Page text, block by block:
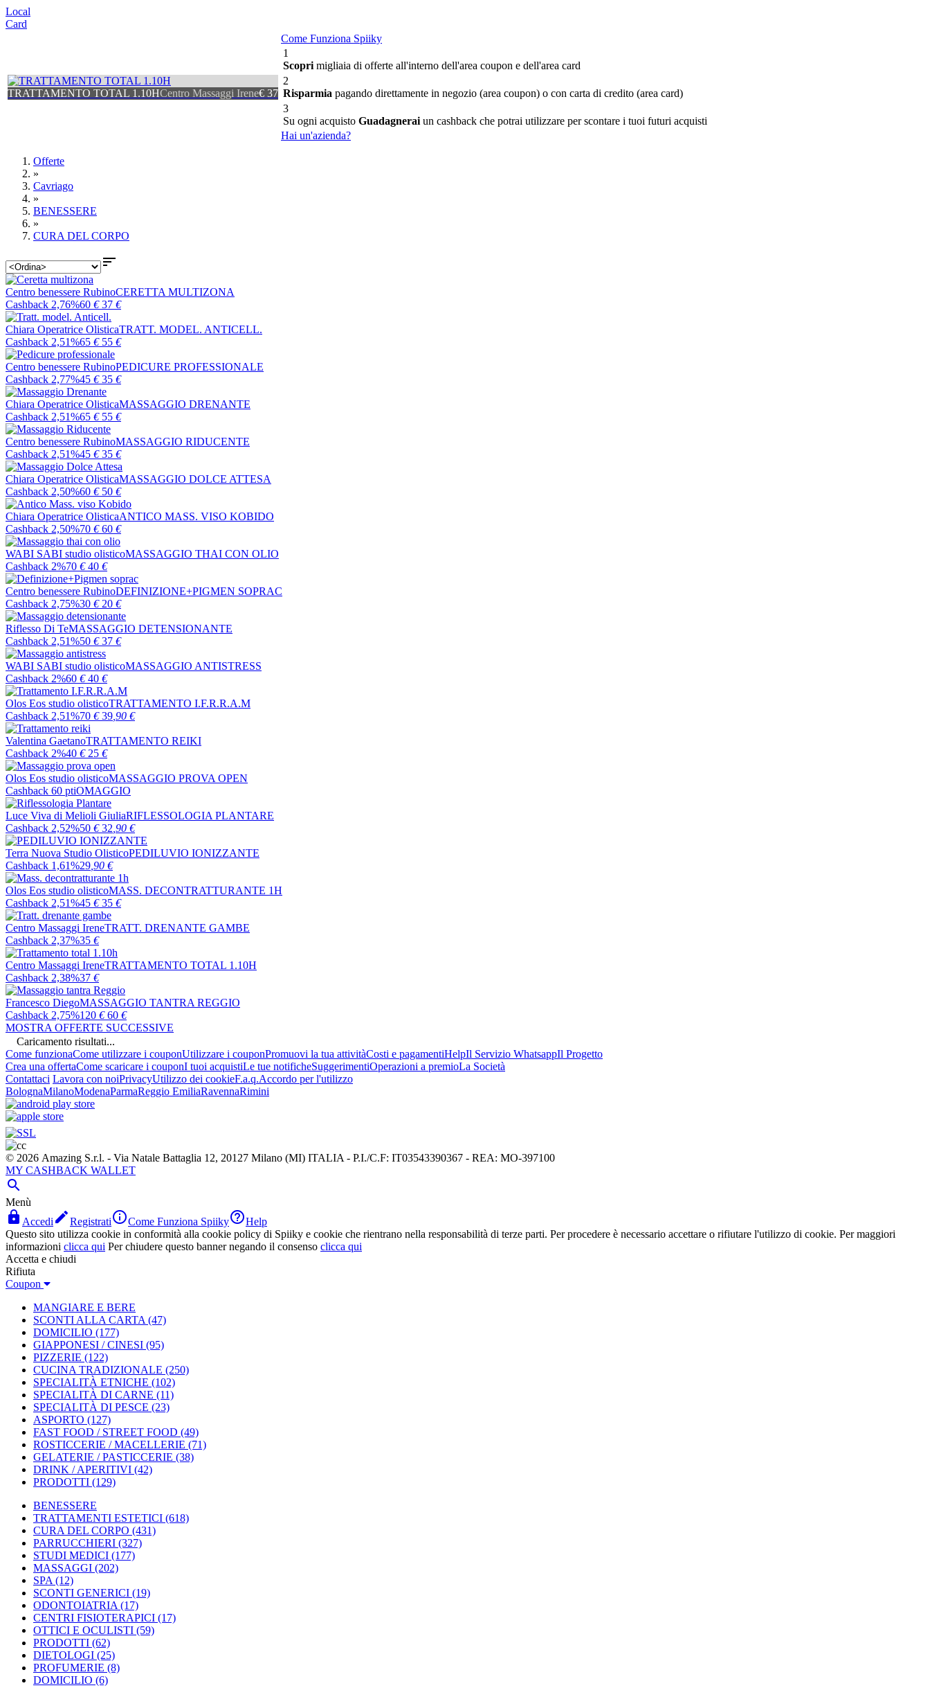
Local
Card
TRATTAMENTO TOTAL 1.10HCentro Massaggi Irene€ 37
Come Funziona Spiiky
1
Scopri migliaia di offerte all'interno dell'area coupon e dell'area card
2
Risparmia pagando direttamente in negozio (area coupon) o con carta di credito (area card)
3
Su ogni acquisto Guadagnerai un cashback che potrai utilizzare per scontare i tuoi futuri acquisti
Hai un'azienda?
Offerte
»
Cavriago
»
BENESSERE
»
CURA DEL CORPO

Centro benessere RubinoCERETTA MULTIZONA
Cashback 2,76%60 € 37 €
Chiara Operatrice OlisticaTRATT. MODEL. ANTICELL.
Cashback 2,51%65 € 55 €
Centro benessere RubinoPEDICURE PROFESSIONALE
Cashback 2,77%45 € 35 €
Chiara Operatrice OlisticaMASSAGGIO DRENANTE
Cashback 2,51%65 € 55 €
Centro benessere RubinoMASSAGGIO RIDUCENTE
Cashback 2,51%45 € 35 €
Chiara Operatrice OlisticaMASSAGGIO DOLCE ATTESA
Cashback 2,50%60 € 50 €
Chiara Operatrice OlisticaANTICO MASS. VISO KOBIDO
Cashback 2,50%70 € 60 €
WABI SABI studio olisticoMASSAGGIO THAI CON OLIO
Cashback 2%70 € 40 €
Centro benessere RubinoDEFINIZIONE+PIGMEN SOPRAC
Cashback 2,75%30 € 20 €
Riflesso Di TeMASSAGGIO DETENSIONANTE
Cashback 2,51%50 € 37 €
WABI SABI studio olisticoMASSAGGIO ANTISTRESS
Cashback 2%60 € 40 €
Olos Eos studio olisticoTRATTAMENTO I.F.R.R.A.M
Cashback 2,51%70 € 39 ,90 €
Valentina GaetanoTRATTAMENTO REIKI
Cashback 2%40 € 25 €
Olos Eos studio olisticoMASSAGGIO PROVA OPEN
Cashback 60 ptiOMAGGIO
Luce Viva di Melioli GiuliaRIFLESSOLOGIA PLANTARE
Cashback 2,52%50 € 32 ,90 €
Terra Nuova Studio OlisticoPEDILUVIO IONIZZANTE
Cashback 1,61%29 ,90 €
Olos Eos studio olisticoMASS. DECONTRATTURANTE 1H
Cashback 2,51%45 € 35 €
Centro Massaggi IreneTRATT. DRENANTE GAMBE
Cashback 2,37%35 €
Centro Massaggi IreneTRATTAMENTO TOTAL 1.10H
Cashback 2,38%37 €
Francesco DiegoMASSAGGIO TANTRA REGGIO
Cashback 2,75%120 € 60 €
MOSTRA OFFERTE SUCCESSIVE
Caricamento risultati...
Come funzionaCome utilizzare i couponUtilizzare i couponPromuovi la tua attivitàCosti e pagamentiHelpIl Servizio WhatsappIl Progetto
Crea una offertaCome scaricare i couponI tuoi acquistiLe tue notificheSuggerimentiOperazioni a premioLa Società
Contattaci Lavora con noiPrivacyUtilizzo dei cookieF.a.q.Accordo per l'utilizzo
BolognaMilanoModenaParmaReggio EmiliaRavennaRimini
© 2026 Amazing S.r.l. - Via Natale Battaglia 12, 20127 Milano (MI) ITALIA - P.I./C.F: IT03543390367 - REA: MO-397100
MY CASHBACK WALLET

Menù
 Accedi RegistratiCome Funziona SpiikyHelp
Questo sito utilizza cookie in conformità alla cookie policy di Spiiky e cookie che rientrano nella responsabilità di terze parti. Per procedere è necessario accettare o rifiutare l'utilizzo di cookie. Per maggiori
informazioni clicca qui Per chiudere questo banner negando il consenso clicca qui
Accetta e chiudi
Rifiuta
Coupon
MANGIARE E BERE
SCONTI ALLA CARTA (47)
DOMICILIO (177)
GIAPPONESI / CINESI (95)
PIZZERIE (122)
CUCINA TRADIZIONALE (250)
SPECIALITÀ ETNICHE (102)
SPECIALITÀ DI CARNE (11)
SPECIALITÀ DI PESCE (23)
ASPORTO (127)
FAST FOOD / STREET FOOD (49)
ROSTICCERIE / MACELLERIE (71)
GELATERIE / PASTICCERIE (38)
DRINK / APERITIVI (42)
PRODOTTI (129)
BENESSERE
TRATTAMENTI ESTETICI (618)
CURA DEL CORPO (431)
PARRUCCHIERI (327)
STUDI MEDICI (177)
MASSAGGI (202)
SPA (12)
SCONTI GENERICI (19)
ODONTOIATRIA (17)
CENTRI FISIOTERAPICI (17)
OTTICI E OCULISTI (59)
PRODOTTI (62)
DIETOLOGI (25)
PROFUMERIE (8)
DOMICILIO (6)